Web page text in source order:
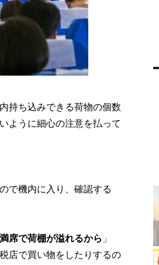
持ち込みできる荷物の個数
ように細心の注意を払って
で機内に入り、確認する
席で荷棚が溢れるから 」
店で買い物をしたりするの